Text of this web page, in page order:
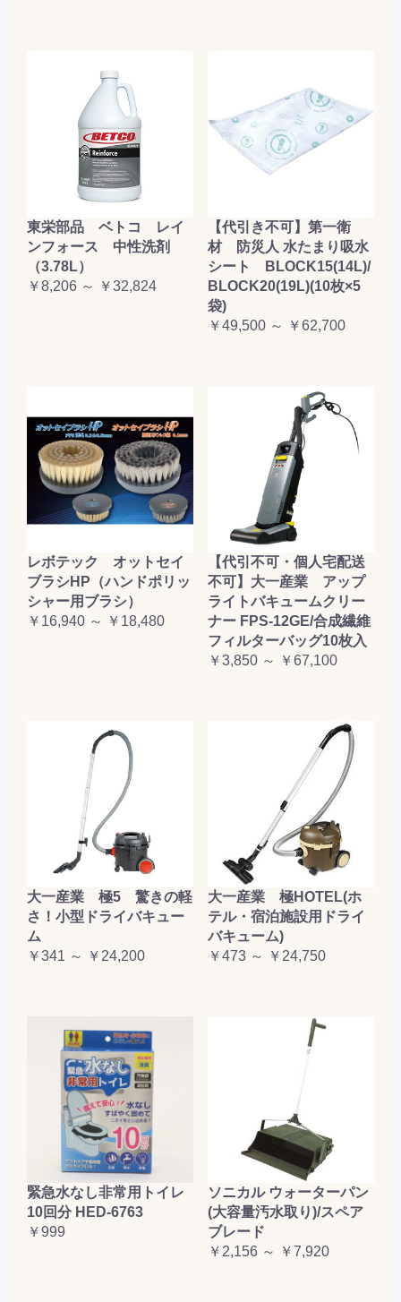
東栄部品 ベトコ レイ
ンフォース 中性洗剤
（3.78L）
￥8,206 ～ ￥32,824
【代引き不可】第一衛
材 防災人 水たまり吸水
シート BLOCK15(14L)/
BLOCK20(19L)(10枚×5
袋)
￥49,500 ～ ￥62,700
レボテック オットセイ
ブラシHP（ハンドポリッ
シャー用ブラシ）
￥16,940 ～ ￥18,480
【代引不可・個人宅配送
不可】大一産業 アップ
ライトバキュームクリー
ナー FPS-12GE/合成繊維
フィルターバッグ10枚入
￥3,850 ～ ￥67,100
大一産業 極5 驚きの軽
さ！小型ドライバキュー
ム
￥341 ～ ￥24,200
大一産業 極HOTEL(ホ
テル・宿泊施設用ドライ
バキューム)
￥473 ～ ￥24,750
緊急水なし非常用トイレ
10回分 HED-6763
￥999
ソニカル ウォーターパン
(大容量汚水取り)/スペア
ブレード
￥2,156 ～ ￥7,920